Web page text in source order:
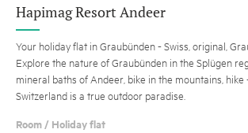
Hapimag Resort Andeer
Your holiday flat in Graubünden - Swiss, original,
Explore the nature of Graubünden in the Splügen
mineral baths of Andeer, bike in the mountains,
Switzerland is a true outdoor paradise.
Room / Holiday flat